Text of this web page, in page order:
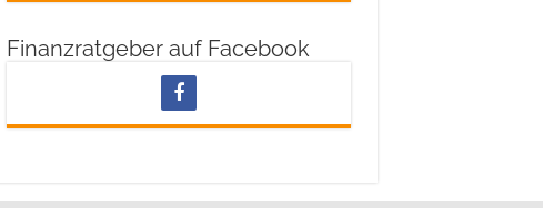
Finanzratgeber auf Facebook